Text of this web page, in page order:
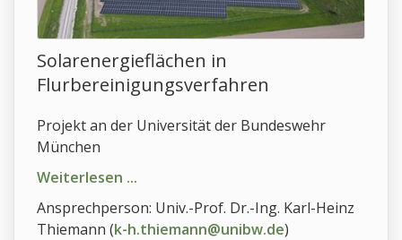
Solarenergieflächen in
Flurbereinigungsverfahren
Projekt an der Universität der Bundeswehr
München
Weiterlesen ...
Ansprechperson: Univ.-Prof. Dr.-Ing. Karl-Heinz
Thiemann (k-h.thiemann@unibw.de)